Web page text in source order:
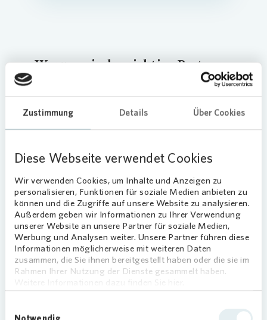
Zustimmung Details Über Cookies
Diese Webseite verwendet Cookies
Wir verwenden Cookies, um Inhalte und Anzeigen zu
personalisieren, Funktionen für soziale Medien anbieten zu
können und die Zugriffe auf unsere Website zu analysieren.
Außerdem geben wir Informationen zu Ihrer Verwendung
unserer Website an unsere Partner für soziale Medien,
Werbung und Analysen weiter. Unsere Partner führen diese
Informationen möglicherweise mit weiteren Daten
zusammen, die Sie ihnen bereitgestellt haben oder die sie im
Rahmen Ihrer Nutzung der Dienste gesammelt haben.
Warum wir der richtige Partner
Verlässlichkeit, Kostenkontrolle
und Termintreue
an erster Stelle. Als
betreuen wir rund 52 Mio. Quadratmeter
Freifläche– fachlich fundiert, wirtschaftlich und
mit klaren Prozessen. Was Sie von uns erwarten
können:
Erfahrene Fachkräfte & hohe
Eigenleistung
Unsere Fachkräfte sind bestens
ausgebildet und bundesweit im